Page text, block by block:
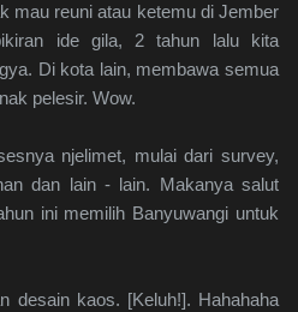
mau reuni atau ketemu di Jember
ide gila, 2 tahun lalu kita
Di kota lain, membawa semua
pelesir. Wow.
njelimet, mulai dari survey,
dan lain - lain. Makanya salut
ini memilih Banyuwangi untuk
desain kaos. [Keluh!]. Hahahaha